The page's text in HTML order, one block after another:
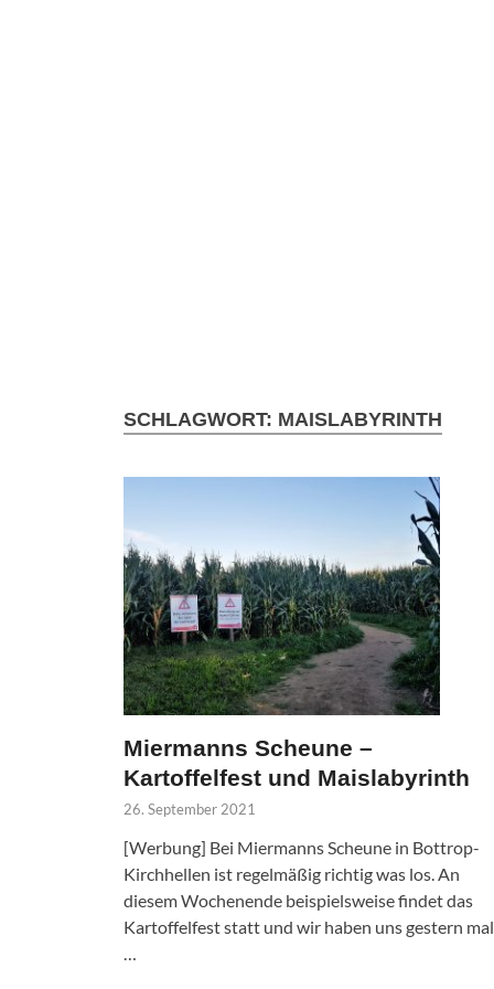
SCHLAGWORT: MAISLABYRINTH
Miermanns Scheune –
Kartoffelfest und Maislabyrinth
26. September 2021
[Werbung] Bei Miermanns Scheune in Bottrop-
Kirchhellen ist regelmäßig richtig was los. An
diesem Wochenende beispielsweise findet das
Kartoffelfest statt und wir haben uns gestern mal